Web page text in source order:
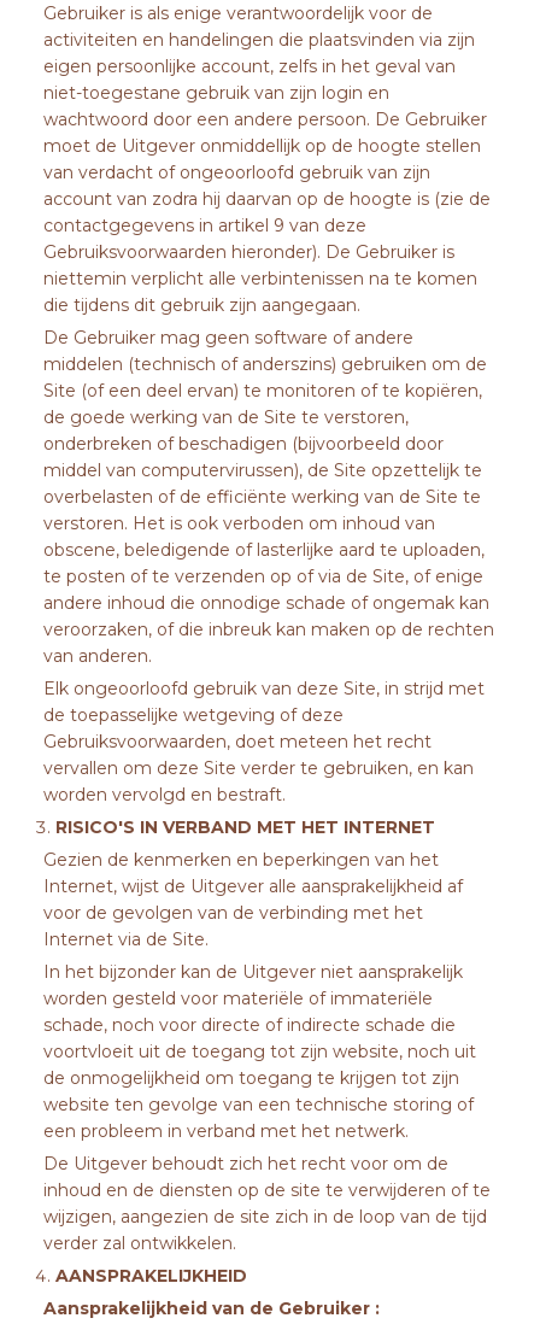
Gebruiker is als enige verantwoordelijk voor de
activiteiten en handelingen die plaatsvinden via zijn
eigen persoonlijke account, zelfs in het geval van
niet-toegestane gebruik van zijn login en
wachtwoord door een andere persoon. De Gebruiker
moet de Uitgever onmiddellijk op de hoogte stellen
van verdacht of ongeoorloofd gebruik van zijn
account van zodra hij daarvan op de hoogte is (zie de
contactgegevens in artikel 9 van deze
Gebruiksvoorwaarden hieronder). De Gebruiker is
niettemin verplicht alle verbintenissen na te komen
die tijdens dit gebruik zijn aangegaan.
De Gebruiker mag geen software of andere
middelen (technisch of anderszins) gebruiken om de
Site (of een deel ervan) te monitoren of te kopiëren,
de goede werking van de Site te verstoren,
onderbreken of beschadigen (bijvoorbeeld door
middel van computervirussen), de Site opzettelijk te
overbelasten of de efficiënte werking van de Site te
verstoren. Het is ook verboden om inhoud van
obscene, beledigende of lasterlijke aard te uploaden,
te posten of te verzenden op of via de Site, of enige
andere inhoud die onnodige schade of ongemak kan
veroorzaken, of die inbreuk kan maken op de rechten
van anderen.
Elk ongeoorloofd gebruik van deze Site, in strijd met
de toepasselijke wetgeving of deze
Gebruiksvoorwaarden, doet meteen het recht
vervallen om deze Site verder te gebruiken, en kan
worden vervolgd en bestraft.
RISICO'S IN VERBAND MET HET INTERNET
Gezien de kenmerken en beperkingen van het
Internet, wijst de Uitgever alle aansprakelijkheid af
voor de gevolgen van de verbinding met het
Internet via de Site.
In het bijzonder kan de Uitgever niet aansprakelijk
worden gesteld voor materiële of immateriële
schade, noch voor directe of indirecte schade die
voortvloeit uit de toegang tot zijn website, noch uit
de onmogelijkheid om toegang te krijgen tot zijn
website ten gevolge van een technische storing of
een probleem in verband met het netwerk.
De Uitgever behoudt zich het recht voor om de
inhoud en de diensten op de site te verwijderen of te
wijzigen, aangezien de site zich in de loop van de tijd
verder zal ontwikkelen.
AANSPRAKELIJKHEID
Aansprakelijkheid van de Gebruiker :